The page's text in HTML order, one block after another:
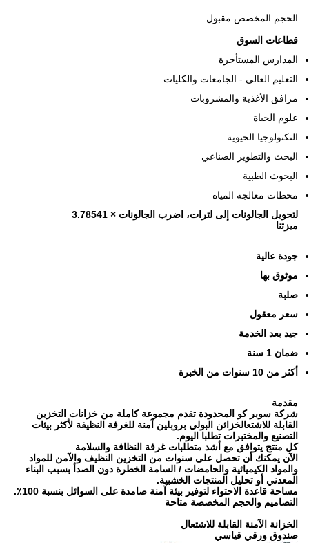
الحجم المخصص مقبول
قطاعات السوق
المدارس المستأجرة
التعليم العالي - الجامعات والكليات
مرافق الأغذية والمشروبات
علوم الحياة
التكنولوجيا الحيوية
البحث والتطوير الصناعي
البحوث الطبية
محطات معالجة المياه
لتحويل الجالونات إلى لترات، اضرب الجالونات × 3.78541
ميزتنا
جودة عالية
موثوق بها
صلبة
سعر معقول
جيد بعد الخدمة
ضمان 1 سنة
أكثر من 10 سنوات من الخبرة
مقدمة
شركة سوبر كو المحدودة تقدم مجموعة كاملة من خزانات التخزين
القابلة للاشتعالخزائن البولي بروبلين آمنة للغرفة النظيفة لأكثر بيئات
التصنيع والمختبرات تطلبا اليوم.
كل منتج يتوافق مع أشد متطلبات غرفة النظافة والسلامة
الآن يمكنك أن تحصل على سنوات من التخزين النظيف والآمن للمواد
والمواد الكيميائية والحامضات / السامة الخطرة دون الصدأ بسبب البناء
المعدني أو تحليل المنتجات الخشبية.
مساحة قاعدة الاحتواء لتوفير بيئة آمنة صامدة على السوائل بنسبة 100٪.
التصاميم والحجم المخصصة متاحة
الخزانة الآمنة القابلة للاشتعال
صندوق ورقي قياسي